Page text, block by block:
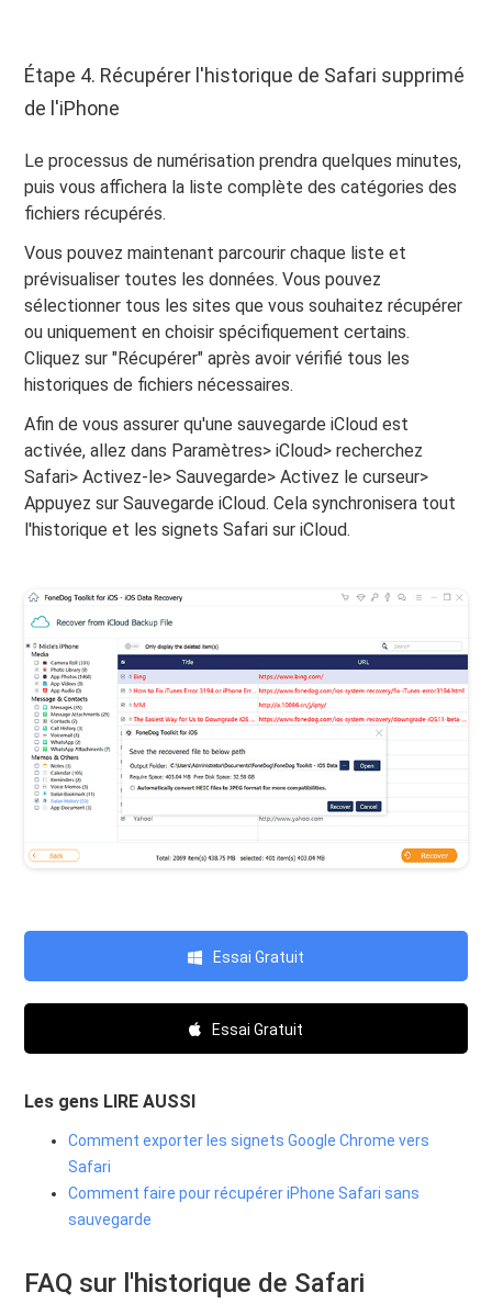
Étape 4. Récupérer l'historique de Safari supprimé
de l'iPhone
Le processus de numérisation prendra quelques minutes,
puis vous affichera la liste complète des catégories des
fichiers récupérés.
Vous pouvez maintenant parcourir chaque liste et
prévisualiser toutes les données. Vous pouvez
sélectionner tous les sites que vous souhaitez récupérer
ou uniquement en choisir spécifiquement certains.
Cliquez sur "Récupérer" après avoir vérifié tous les
historiques de fichiers nécessaires.
Afin de vous assurer qu'une sauvegarde iCloud est
activée, allez dans Paramètres> iCloud> recherchez
Safari> Activez-le> Sauvegarde> Activez le curseur>
Appuyez sur Sauvegarde iCloud. Cela synchronisera tout
l'historique et les signets Safari sur iCloud.
Essai Gratuit
Essai Gratuit
Les gens LIRE AUSSI
Comment exporter les signets Google Chrome vers
Safari
Comment faire pour récupérer iPhone Safari sans
sauvegarde
FAQ sur l'historique de Safari